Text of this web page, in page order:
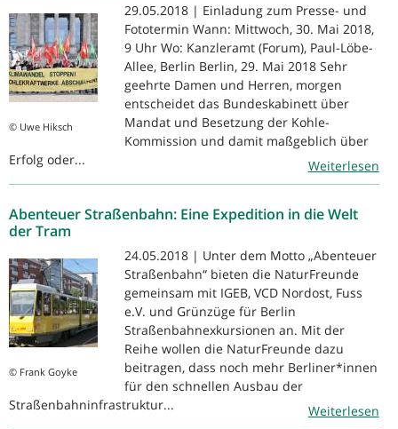
© Uwe Hiksch
29.05.2018 | Einladung zum Presse- und
Fototermin Wann: Mittwoch, 30. Mai 2018,
9 Uhr Wo: Kanzleramt (Forum), Paul-Löbe-
Allee, Berlin Berlin, 29. Mai 2018 Sehr
geehrte Damen und Herren, morgen
entscheidet das Bundeskabinett über
Mandat und Besetzung der Kohle-
Kommission und damit maßgeblich über
Erfolg oder...
Weiterlesen
Abenteuer Straßenbahn: Eine Expedition in die Welt
der Tram
© Frank Goyke
24.05.2018 | Unter dem Motto „Abenteuer
Straßenbahn“ bieten die NaturFreunde
gemeinsam mit IGEB, VCD Nordost, Fuss
e.V. und Grünzüge für Berlin
Straßenbahnexkursionen an. Mit der
Reihe wollen die NaturFreunde dazu
beitragen, dass noch mehr Berliner*innen
für den schnellen Ausbau der
Straßenbahninfrastruktur...
Weiterlesen